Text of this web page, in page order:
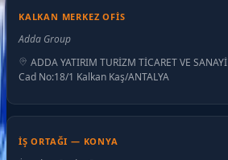
KALKAN MERKEZ OFIS
Adda Group
ADDA YATIRIM TURİZM TİCARET VE
Cad No:18/1 Kalkan Kaş/ANTALYA
İŞ ORTAĞI — KONYA